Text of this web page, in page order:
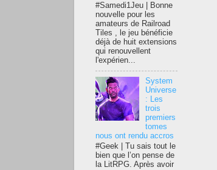
#Samedi1Jeu | Bonne
nouvelle pour les
amateurs de Railroad
Tiles , le jeu bénéficie
déjà de huit extensions
qui renouvellent
l'expérien...
System
Universe
: Les
trois
premiers
tomes
nous ont rendu accros
#Geek | Tu sais tout le
bien que l’on pense de
la LitRPG. Après avoir